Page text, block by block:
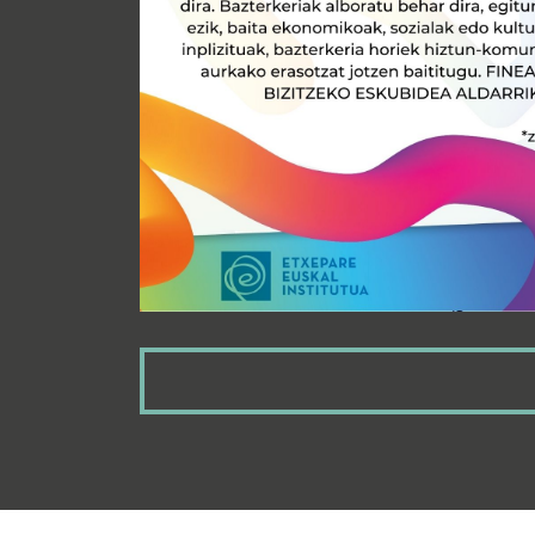
09 Euskara
Bartzelonako
09
MAI
Euskara
MISSSATGE EN
11
Bomboloniar
MAR Bogota ere